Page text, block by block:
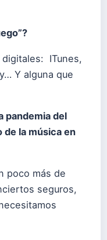
”?
ITunes,
Y alguna que
pandemia del
la música en
poco más de
seguros,